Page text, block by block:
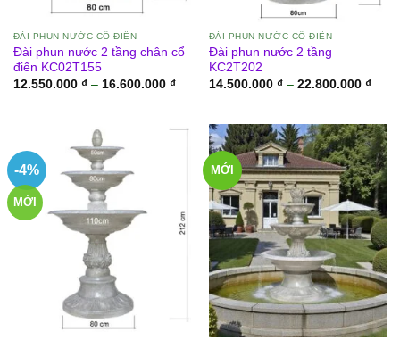
ĐÀI PHUN NƯỚC CỔ ĐIỂN
Đài phun nước 2 tầng chân cổ
điển KC02T155
12.550.000 ₫ – 16.600.000 ₫Khoảng
đến
16.600.000 ₫
ĐÀI PHUN NƯỚC CỔ ĐIỂN
Đài phun nước 2 tầng
KC2T202
14.500.000 ₫ – 22.800.000 ₫
đến
-4%
MỚI
MỚI